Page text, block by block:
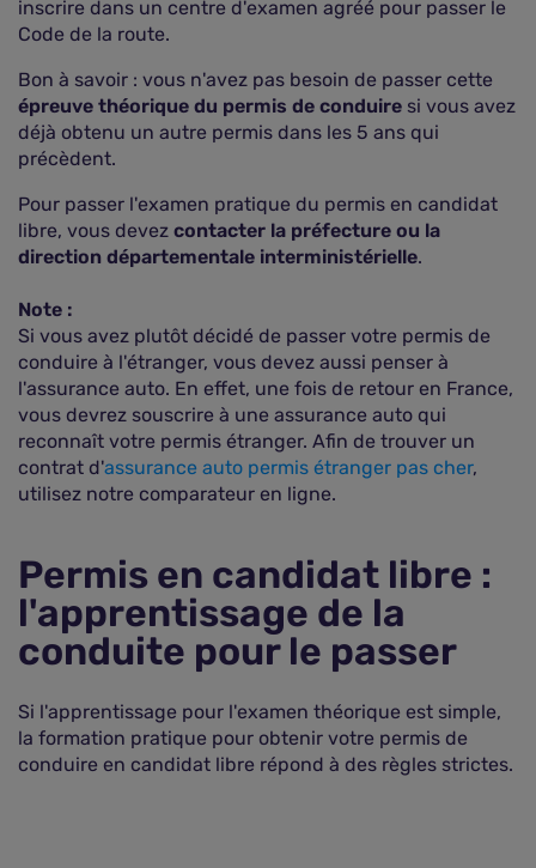
inscrire dans un centre d'examen agréé pour passer le
Code de la route.
Bon à savoir : vous n'avez pas besoin de passer cette
épreuve théorique du permis de conduire si vous avez
déjà obtenu un autre permis dans les 5 ans qui
précèdent.
Pour passer l'examen pratique du permis en candidat
libre, vous devez contacter la préfecture ou la
direction départementale interministérielle.
Note :
Si vous avez plutôt décidé de passer votre permis de
conduire à l'étranger, vous devez aussi penser à
l'assurance auto. En effet, une fois de retour en France,
vous devrez souscrire à une assurance auto qui
reconnaît votre permis étranger. Afin de trouver un
contrat d'assurance auto permis étranger pas cher,
utilisez notre comparateur en ligne.
Permis en candidat libre :
l'apprentissage de la
conduite pour le passer
Si l'apprentissage pour l'examen théorique est simple,
la formation pratique pour obtenir votre permis de
conduire en candidat libre répond à des règles strictes.